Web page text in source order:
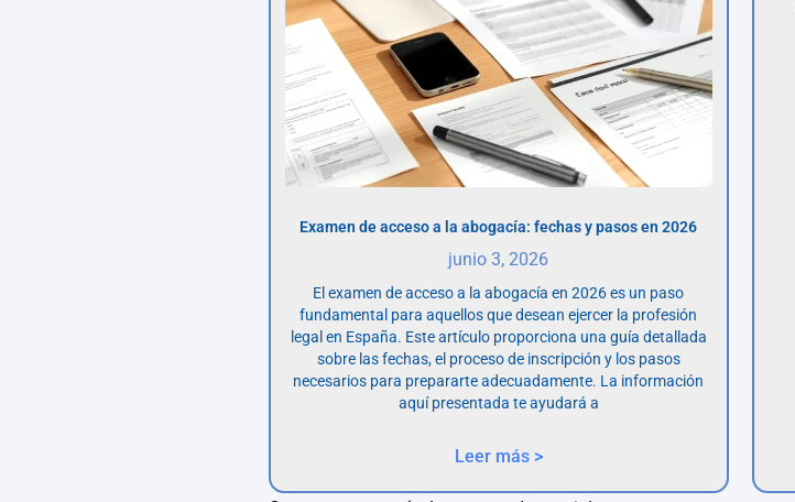
Examen de acceso a la abogacía: fechas y pasos en 2026
junio 3, 2026
El examen de acceso a la abogacía en 2026 es un paso
fundamental para aquellos que desean ejercer la profesión
legal en España. Este artículo proporciona una guía detallada
sobre las fechas, el proceso de inscripción y los pasos
necesarios para prepararte adecuadamente. La información
aquí presentada te ayudará a
Leer más >